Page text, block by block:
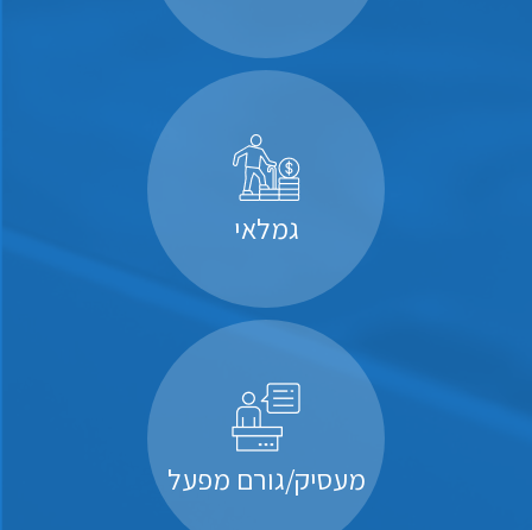
גמלאי
מעסיק/גורם מפעל